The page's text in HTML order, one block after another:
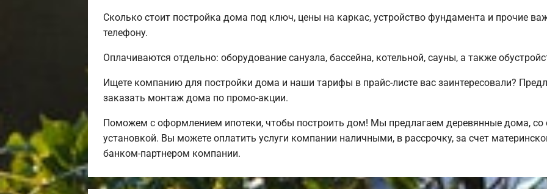
Сколько стоит постройка дома под ключ, цены на каркас, устройство фундамента и прочие
телефону.
Оплачиваются отдельно: оборудование санузла, бассейна, котельной, сауны, а также
Ищете компанию для постройки дома и наши тарифы в прайс-листе вас заинтересовали?
заказать монтаж дома по промо-акции.
Поможем с оформлением ипотеки, чтобы построить дом! Мы предлагаем деревянные дома, со
установкой. Вы можете оплатить услуги компании наличными, в рассрочку, за счет
банком-партнером компании.